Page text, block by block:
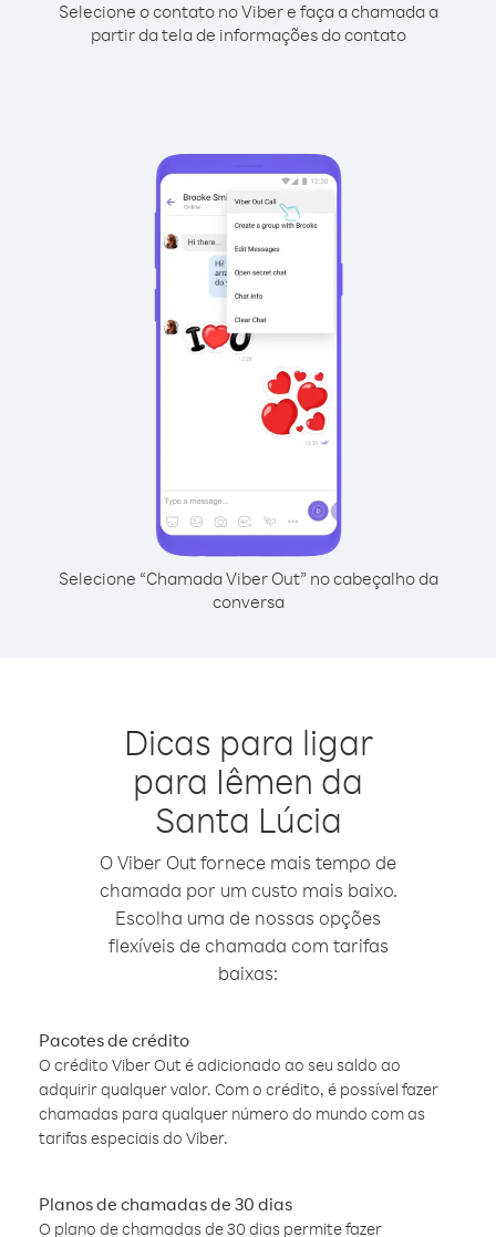
Selecione o contato no Viber e faça a chamada a
partir da tela de informações do contato
Selecione “Chamada Viber Out” no cabeçalho da
conversa
Dicas para ligar
para Iêmen da
Santa Lúcia
O Viber Out fornece mais tempo de
chamada por um custo mais baixo.
Escolha uma de nossas opções
flexíveis de chamada com tarifas
baixas:
Pacotes de crédito
O crédito Viber Out é adicionado ao seu saldo ao
adquirir qualquer valor. Com o crédito, é possível fazer
chamadas para qualquer número do mundo com as
tarifas especiais do Viber.
Planos de chamadas de 30 dias
O plano de chamadas de 30 dias permite fazer